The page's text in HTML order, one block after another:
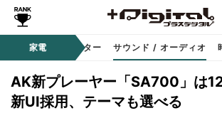
家電プロジェクター サウンド / オーディオ
AK新プレーヤー「SA700」は
新UI採用、テーマも選べる